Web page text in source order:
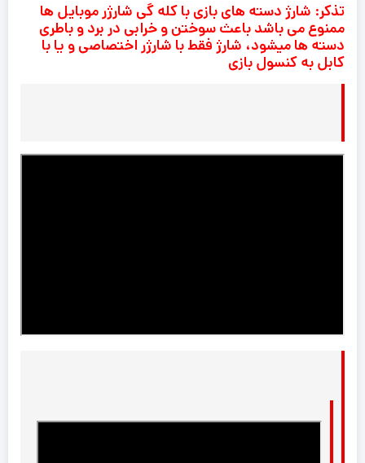
تذکر: شارژ دسته های بازی با کله گی شارژر موبایل ها
ممنوع می باشد باعث سوختن و خرابی در برد و باطری
دسته ها میشود، شارژ فقط با شارژر اختصاصی و یا با
کابل به کنسول بازی